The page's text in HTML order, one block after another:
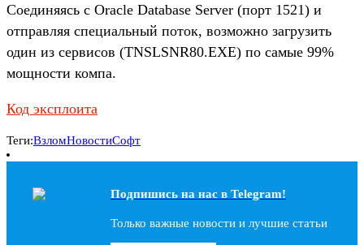
Соединяясь с Oracle Database Server (порт 1521) и
отправляя специальный поток, возможно загрузить
один из сервисов (TNSLSNR80.EXE) по самые 99%
мощности компа.
Код эксплоита
Теги:ВзломНовостиСофт
Подпишись на наc в Telegram!
Только важные новости и лучшие статьи